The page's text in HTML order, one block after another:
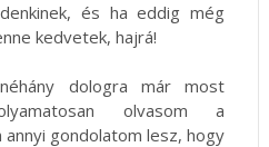
és ha eddig még
kedvetek, hajrá!
dologra már most
olvasom a
gondolatom lesz, hogy